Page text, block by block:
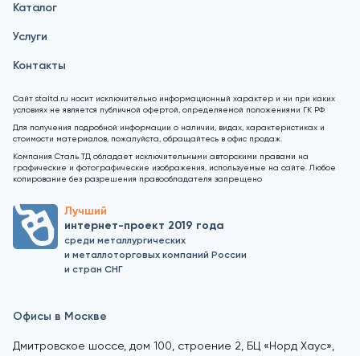
Каталог
Услуги
Контакты
Сайт staltd.ru носит исключительно информационный характер и ни при каких
условиях не является публичной офертой, определяемой положениями ГК РФ.
Для получения подробной информации о наличии, видах, характеристиках и
стоимости материалов, пожалуйста, обращайтесь в офис продаж.
Компания Сталь ТД обладает исключительными авторскими правами на
графические и фотографические изображения, используемые на сайте. Любое
копирование без разрешения правообладателя запрещено
Лучший
интернет-проект 2019 года
среди металлургических
и металлоторговых компаний России
и стран СНГ
Офисы в Москве
Дмитровское шоссе, дом 100, строение 2, БЦ «Норд Хаус»,